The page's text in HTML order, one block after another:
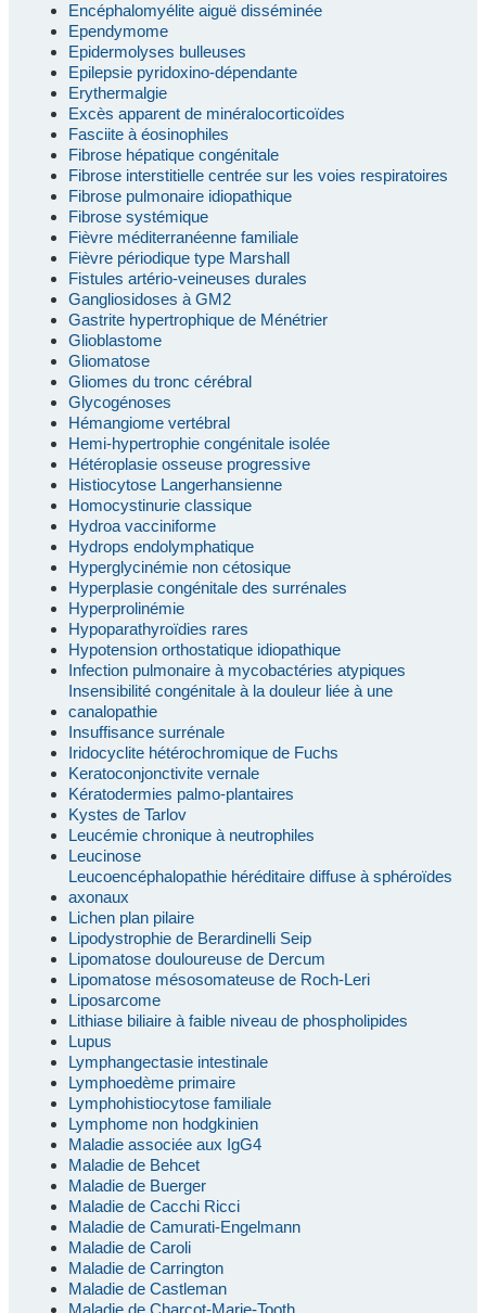
Encéphalomyélite aiguë disséminée
Ependymome
Epidermolyses bulleuses
Epilepsie pyridoxino-dépendante
Erythermalgie
Excès apparent de minéralocorticoïdes
Fasciite à éosinophiles
Fibrose hépatique congénitale
Fibrose interstitielle centrée sur les voies respiratoires
Fibrose pulmonaire idiopathique
Fibrose systémique
Fièvre méditerranéenne familiale
Fièvre périodique type Marshall
Fistules artério-veineuses durales
Gangliosidoses à GM2
Gastrite hypertrophique de Ménétrier
Glioblastome
Gliomatose
Gliomes du tronc cérébral
Glycogénoses
Hémangiome vertébral
Hemi-hypertrophie congénitale isolée
Hétéroplasie osseuse progressive
Histiocytose Langerhansienne
Homocystinurie classique
Hydroa vacciniforme
Hydrops endolymphatique
Hyperglycinémie non cétosique
Hyperplasie congénitale des surrénales
Hyperprolinémie
Hypoparathyroïdies rares
Hypotension orthostatique idiopathique
Infection pulmonaire à mycobactéries atypiques
Insensibilité congénitale à la douleur liée à une
canalopathie
Insuffisance surrénale
Iridocyclite hétérochromique de Fuchs
Keratoconjonctivite vernale
Kératodermies palmo-plantaires
Kystes de Tarlov
Leucémie chronique à neutrophiles
Leucinose
Leucoencéphalopathie héréditaire diffuse à sphéroïdes
axonaux
Lichen plan pilaire
Lipodystrophie de Berardinelli Seip
Lipomatose douloureuse de Dercum
Lipomatose mésosomateuse de Roch-Leri
Liposarcome
Lithiase biliaire à faible niveau de phospholipides
Lupus
Lymphangectasie intestinale
Lymphoedème primaire
Lymphohistiocytose familiale
Lymphome non hodgkinien
Maladie associée aux IgG4
Maladie de Behcet
Maladie de Buerger
Maladie de Cacchi Ricci
Maladie de Camurati-Engelmann
Maladie de Caroli
Maladie de Carrington
Maladie de Castleman
Maladie de Charcot-Marie-Tooth